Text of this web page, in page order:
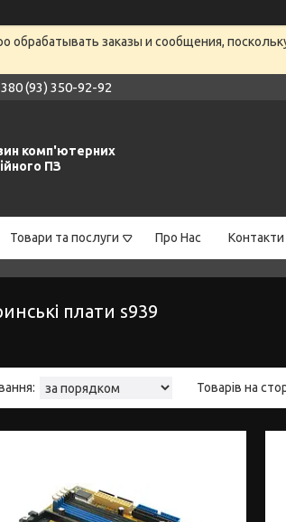
обрабатывать заказы и сообщения,
(93) 350-92-92
комп'ютерних
ПЗ
Товари та послуги Про Нас Контакти
плати s939